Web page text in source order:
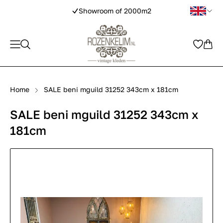
Showroom of 2000m2
Home SALE beni mguild 31252 343cm x 181cm
SALE beni mguild 31252 343cm x
181cm